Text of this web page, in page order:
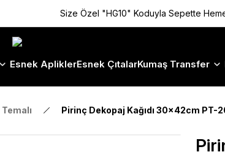
Size Özel "HG10" Koduyla Sepette
Esnek ApliklerEsnek ÇıtalarKumaş Transfer
Pirinç Dekopaj Kağıdı 30x42cm PT-